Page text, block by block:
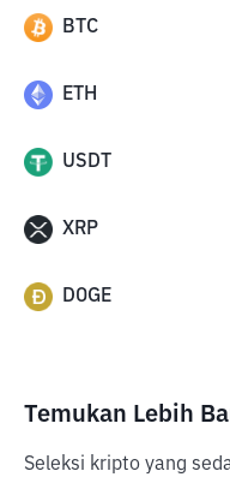
BTC
ETH
USDT
XRP
DOGE
Temukan Lebih
Seleksi kripto yang